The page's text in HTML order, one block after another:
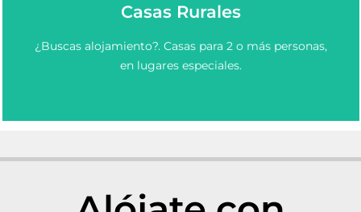
Casas Rurales
¿Buscas alojamiento?. Casas para 2 o más personas,
en lugares especiales.
Casas Rurales en Asturias
Elige y Reserva una casa rural en Asturias.